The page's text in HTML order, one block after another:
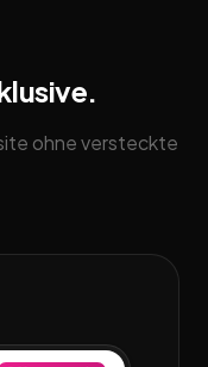
ohne versteckte